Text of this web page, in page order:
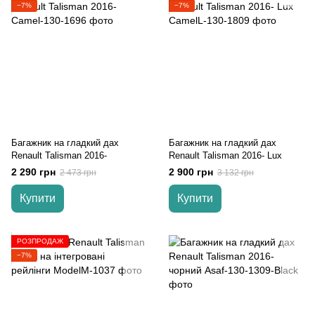
−7%
Багажник на гладкий дах
Renault Talisman 2016-
2 290 грн 2 473 грн
Купити
−7%
Багажник на гладкий дах
Renault Talisman 2016- Lux
2 900 грн 3 132 грн
Купити
РОЗПРОДАЖ
−7%